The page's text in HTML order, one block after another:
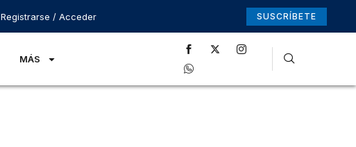
Registrarse / Acceder SUSCRÍBETE
MÁS